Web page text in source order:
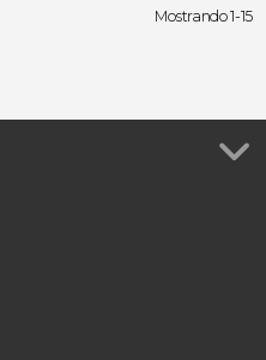
Mostrando 1-15